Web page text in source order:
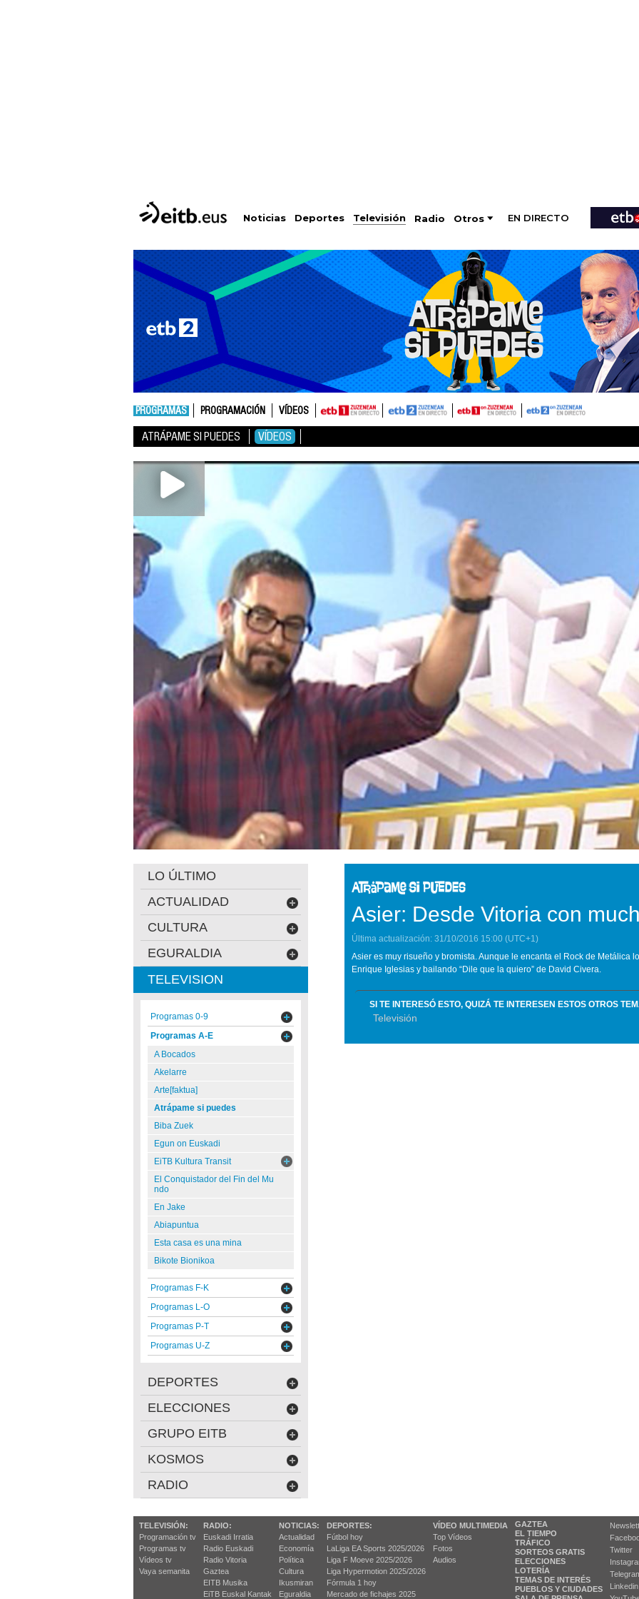
Noticias Deportes Televisión Radio Otros EN DIRECTO
PROGRAMAS PROGRAMACIÓN VÍDEOS
ATRÁPAME SI PUEDES VÍDEOS
Asier: Desde Vitoria con
Última actualización: 31/10/2016 15:00 (UTC+1)
Asier es muy risueño y bromista. Aunque le encanta el Rock de Metálica
Enrique Iglesias y bailando “Dile que la quiero” de David Civera.
SI TE INTERESÓ ESTO, QUIZÁ TE INTERESEN ESTOS OTROS
Televisión
LO ÚLTIMO
ACTUALIDAD
CULTURA
EGURALDIA
TELEVISION
Programas 0-9
Programas A-E
A Bocados
Akelarre
Arte[faktua]
Atrápame si puedes
Biba Zuek
Egun on Euskadi
EiTB Kultura Transit
El Conquistador del Fin del Mu
ndo
En Jake
Abiapuntua
Esta casa es una mina
Bikote Bionikoa
Programas F-K
Programas L-O
Programas P-T
Programas U-Z
DEPORTES
ELECCIONES
GRUPO EITB
KOSMOS
RADIO
TELEVISIÓN:
Programación tv
Programas tv
Vídeos tv
Vaya semanita
RADIO:
Euskadi Irratia
Radio Euskadi
Radio Vitoria
Gaztea
EITB Musika
EiTB Euskal Kantak
NOTICIAS:
Actualidad
Economía
Política
Cultura
Ikusmiran
Eguraldia
DEPORTES:
Fútbol hoy
LaLiga EA Sports 2025/2026
Liga F Moeve 2025/2026
Liga Hypermotion 2025/2026
Fórmula 1 hoy
Mercado de fichajes 2025
VÍDEO MULTIMEDIA
Top Vídeos
Fotos
Audios
GAZTEA
EL TIEMPO
TRÁFICO
SORTEOS GRATIS
ELECCIONES
LOTERÍA
TEMAS DE INTERÉS
PUEBLOS Y CIUDADES
Twitter
Linkedin